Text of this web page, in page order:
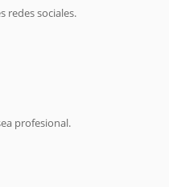
redes sociales.
profesional.